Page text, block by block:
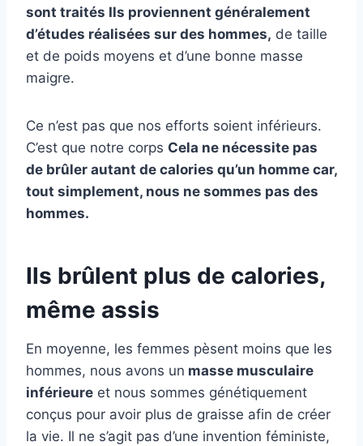
sont traités Ils proviennent généralement
d’études réalisées sur des hommes, de taille
et de poids moyens et d’une bonne masse
maigre.
Ce n’est pas que nos efforts soient inférieurs.
C’est que notre corps Cela ne nécessite pas
de brûler autant de calories qu’un homme car,
tout simplement, nous ne sommes pas des
hommes.
Ils brûlent plus de calories,
même assis
En moyenne, les femmes pèsent moins que les
hommes, nous avons un masse musculaire
inférieure et nous sommes génétiquement
conçus pour avoir plus de graisse afin de créer
la vie. Il ne s’agit pas d’une invention féministe,